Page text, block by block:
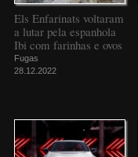
Els Enfarinats voltaram
a lutar pela espanhola
Ibi com farinhas e ovos
Fugas
28.12.2022